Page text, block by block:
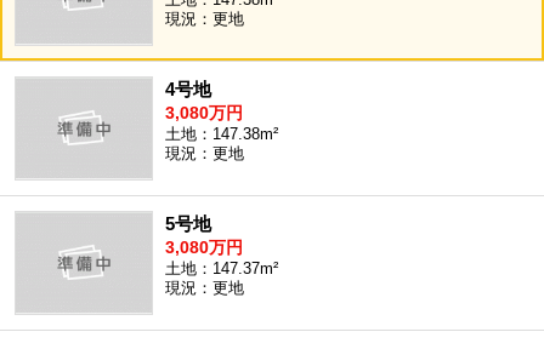
現況：更地
4号地
3,080万円
土地：147.38m²
現況：更地
5号地
3,080万円
土地：147.37m²
現況：更地